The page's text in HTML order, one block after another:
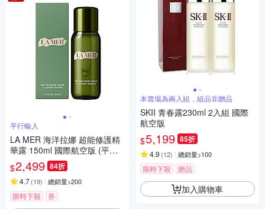
平行輸入
LA MER 海洋拉娜 超能修護精
華露 150ml 國際航空版 (平行
輸入)
$2,499 84折
4.7(19) 總銷量>200
限時下殺 券
本賣場為兩入組，組品非贈品
SKII 青春露230ml 2入組 國際
航空版
$5,199 85折
4.9 (12) 總銷量>100
限時下殺 贈品
加入購物車